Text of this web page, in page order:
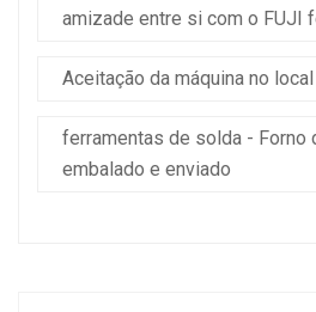
amizade entre si com o FUJI
Aceitação da máquina no
ferramentas de solda - Forno
embalado e enviado